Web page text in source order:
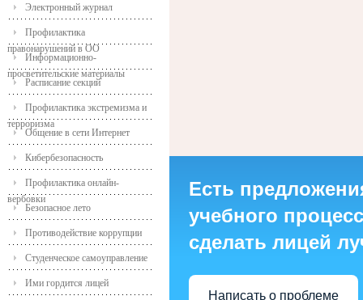
Электронный журнал
Профилактика
правонарушений в ОО
Информационно-
просветительские материалы
Расписание секций
Профилактика экстремизма и
терроризма
Общение в сети Интернет
Кибербезопасность
Профилактика онлайн-
вербовки
Безопасное лето
Противодействие коррупции
Студенческое самоуправление
Ими гордится лицей
Есть
учебного
сделать лицей
Написать о проблеме